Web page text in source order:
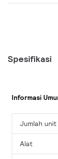
Spesifikasi
Informasi
Jumlah
Alat